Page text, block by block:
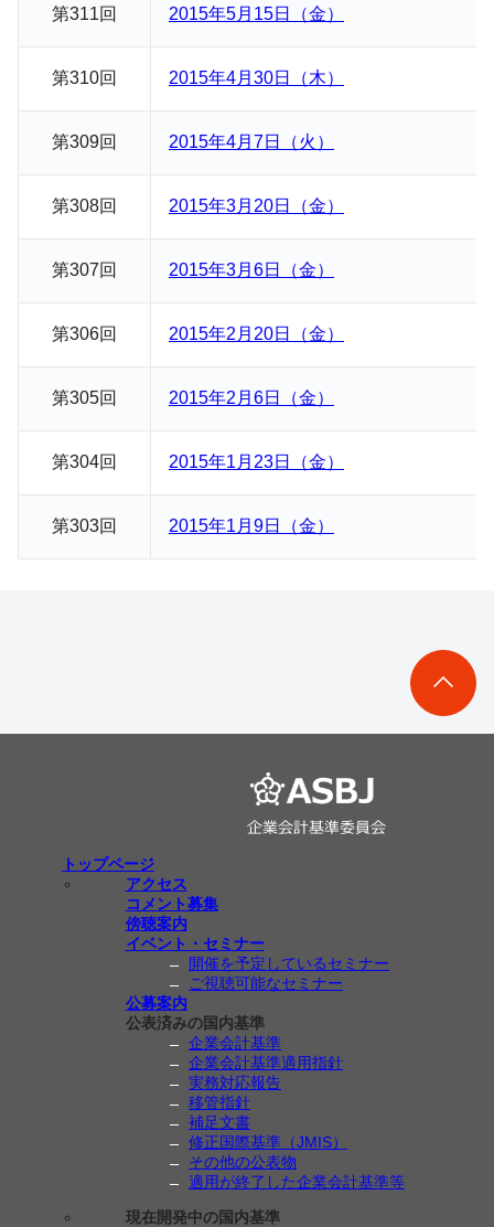
第311回 2015年5月15日（金）
第310回 2015年4月30日（木）
第309回 2015年4月7日（火）
第308回 2015年3月20日（金）
第307回 2015年3月6日（金）
第306回 2015年2月20日（金）
第305回 2015年2月6日（金）
第304回 2015年1月23日（金）
第303回 2015年1月9日（金）
トップページ
アクセス
コメント募集
傍聴案内
イベント・セミナー
開催を予定しているセミナー
ご視聴可能なセミナー
公募案内
公表済みの国内基準
企業会計基準
企業会計基準適用指針
実務対応報告
移管指針
補足文書
修正国際基準（JMIS）
その他の公表物
適用が終了した企業会計基準等
現在開発中の国内基準